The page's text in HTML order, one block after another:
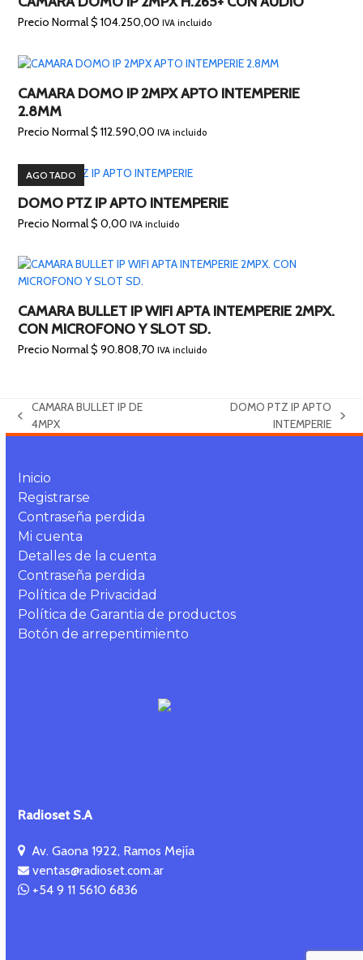
Precio Normal$ 104.250,00 IVA incluido
CAMARA DOMO IP 2MPX APTO INTEMPERIE
2.8MM
Precio Normal$ 112.590,00 IVA incluido
AGOTADO
DOMO PTZ IP APTO INTEMPERIE
Precio Normal$ 0,00 IVA incluido
CAMARA BULLET IP WIFI APTA INTEMPERIE 2MPX.
CON MICROFONO Y SLOT SD.
Precio Normal$ 90.808,70 IVA incluido
previous
post:
CAMARA BULLET IP DE
4MPX
post:
DOMO PTZ IP APTO
INTEMPERIE
Inicio
Registrarse
Contraseña perdida
Mi cuenta
Detalles de la cuenta
Contraseña perdida
Política de Privacidad
Política de Garantia de productos
Botón de arrepentimiento
Radioset S.A
Av. Gaona 1922, Ramos Mejía
ventas@radioset.com.ar
+54 9 11 5610 6836